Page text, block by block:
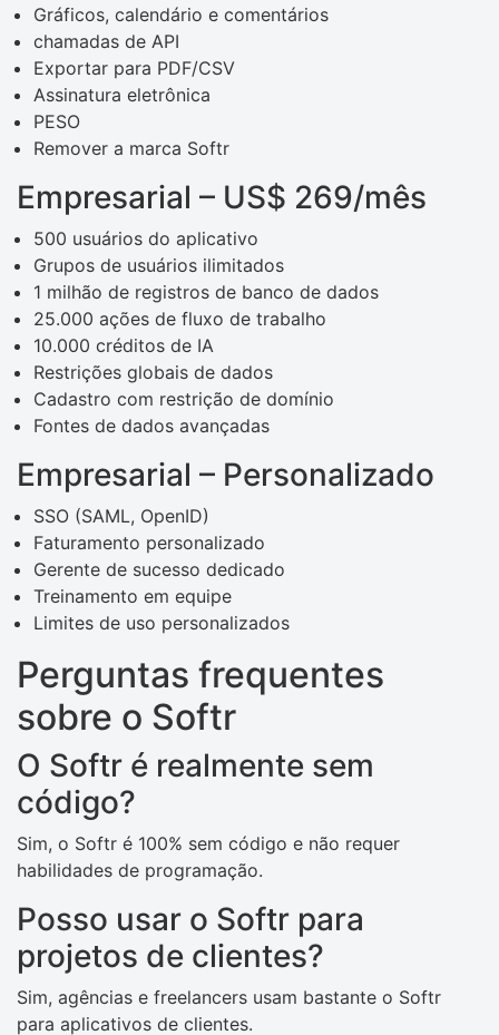
Gráficos, calendário e comentários
chamadas de API
Exportar para PDF/CSV
Assinatura eletrônica
PESO
Remover a marca Softr
Empresarial – US$ 269/mês
500 usuários do aplicativo
Grupos de usuários ilimitados
1 milhão de registros de banco de dados
25.000 ações de fluxo de trabalho
10.000 créditos de IA
Restrições globais de dados
Cadastro com restrição de domínio
Fontes de dados avançadas
Empresarial – Personalizado
SSO (SAML, OpenID)
Faturamento personalizado
Gerente de sucesso dedicado
Treinamento em equipe
Limites de uso personalizados
Perguntas frequentes
sobre o Softr
O Softr é realmente sem
código?
Sim, o Softr é 100% sem código e não requer
habilidades de programação.
Posso usar o Softr para
projetos de clientes?
Sim, agências e freelancers usam bastante o Softr
para aplicativos de clientes.